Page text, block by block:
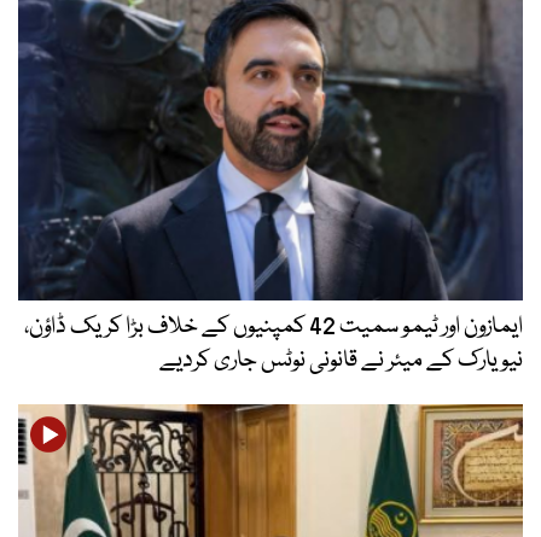
ایمازون اور ٹیمو سمیت 42 کمپنیوں کے خلاف بڑا کریک ڈاؤن،
نیویارک کے میئر نے قانونی نوٹس جاری کردیے